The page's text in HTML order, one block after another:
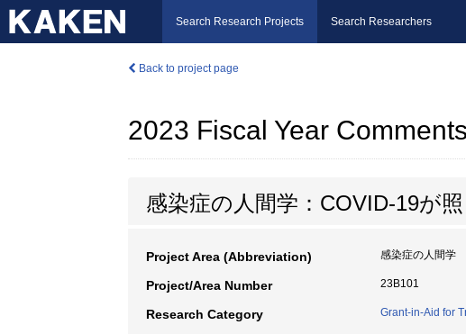
Search Research Projects Search Researchers
Back to project page
2023 Fiscal Year
感染症の人間学：COVID-19が
Project Area (Abbreviation) 感染症の人間学
Project/Area Number 23B101
Research Category Grant-in-Aid for